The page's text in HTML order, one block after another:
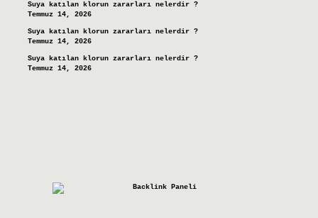
Suya katılan klorun zararları nelerdir ?
Temmuz 14, 2026
Suya katılan klorun zararları nelerdir ?
Temmuz 14, 2026
Suya katılan klorun zararları nelerdir ?
Temmuz 14, 2026